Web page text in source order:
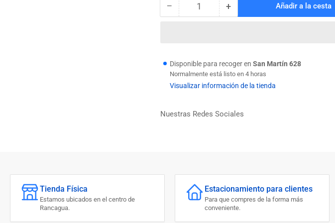
− Reducir
13
Cantidad +Aumentar
13
Añadir a la cesta
Disponible para recoger en San Martín 628
Normalmente está listo en 4 horas
Visualizar información de la tienda
Nuestras Redes Sociales
Tienda Física
Estamos ubicados en el centro de
Rancagua.
Estacionamiento para clientes
Para que compres de la forma más
conveniente.